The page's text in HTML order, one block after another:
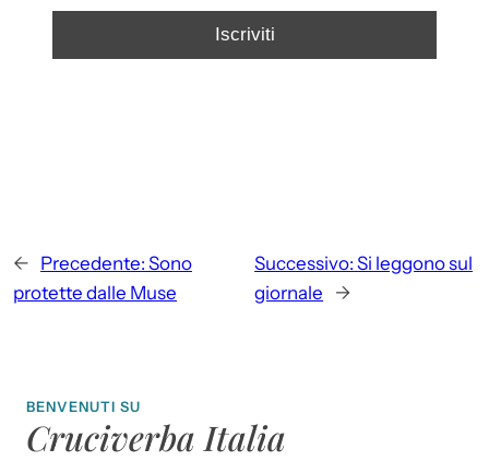
← Precedente: Sono
protette dalle Muse
Successivo: Si leggono sul
giornale
→
BENVENUTI SU
Cruciverba Italia